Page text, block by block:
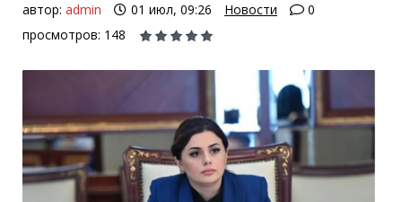
автор: admin 01 июл, 09:26 Новости
0
просмотров: 148